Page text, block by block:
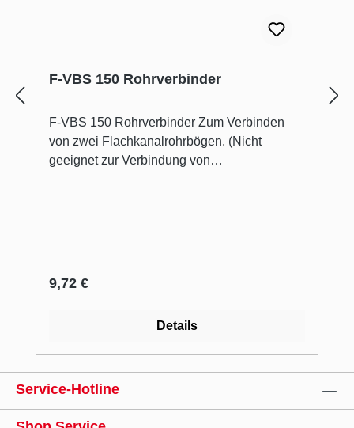
F-VBS 150 Rohrverbinder
F-VBS 150 Rohrverbinder Zum Verbinden
von zwei Flachkanalrohrbögen. (Nicht
geeignet zur Verbindung von
Regulärer Preis:
9,72 €
Details
Service-Hotline